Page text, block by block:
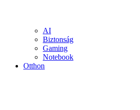
AI
Biztonság
Gaming
Notebook
Otthon